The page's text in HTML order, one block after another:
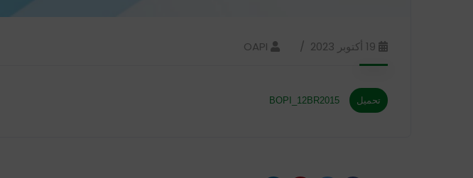
19 أكتوبر 2023 OAPI
تحميل BOPI_12BR2015